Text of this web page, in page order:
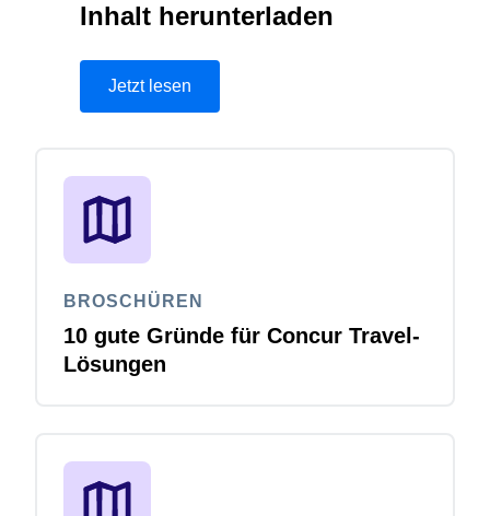
Inhalt herunterladen
Jetzt lesen
BROSCHÜREN
10 gute Gründe für Concur Travel-
Lösungen